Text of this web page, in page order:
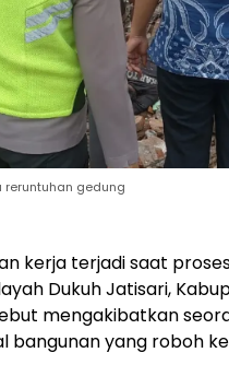
gedung
kerja terjadi saat
Dukuh Jatisari,
mengakibatkan
bangunan yang roboh